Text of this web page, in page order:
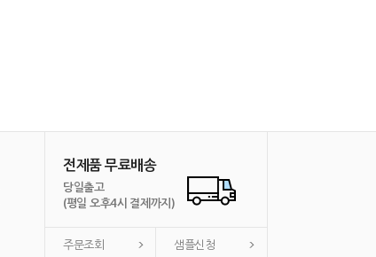
전제품 무료배송
당일출고
(평일 오후4시 결제까지)
주문조회 샘플신청